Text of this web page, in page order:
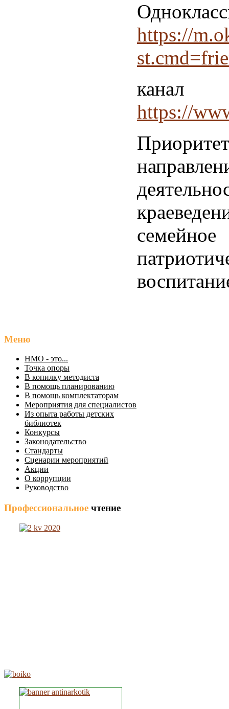
https://
канал
https://
Меню
НМО - это...
Точка опоры
В копилку методиста
В помощь планированию
В помощь комплектаторам
Мероприятия для специалистов
Из опыта работы детских
библиотек
Конкурсы
Законодательство
Стандарты
Сценарии мероприятий
Акции
О коррупции
Руководство
Профессиональное чтение